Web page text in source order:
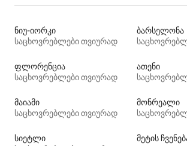
ნიუ-იორკი
საცხოვრებლები თვიურად
ბარსელონა
ფლორენცია
საცხოვრებლები თვიურად
ათენი
მაიამი
საცხოვრებლები თვიურად
მონრეალი
სიეტლი
მეტის